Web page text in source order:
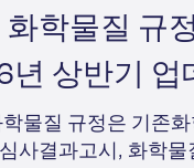
화학물질 규
년 상반기 업
물질 규정은 기존
사결과고시, 화학물